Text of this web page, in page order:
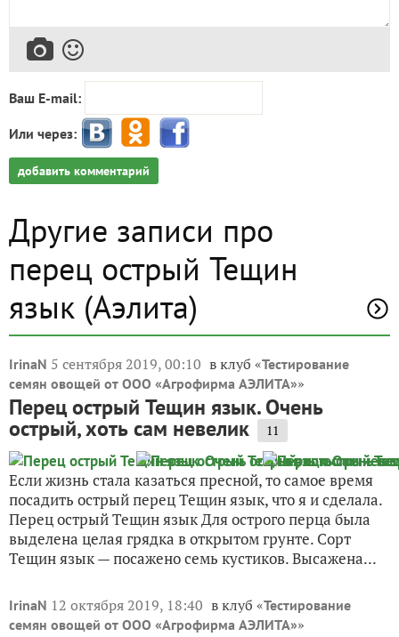
Ириш, самый муторный отчёт будет, когда
будешь бегать с тетрадкой, весами,
фотоаппаратом от куста к кусту и записывать,
фотографировать, взвешивать и снова
записывать. Так что пока всё в одном месте (в
✿
IrinaN
Ирина Никитина
10 марта 2019, 20:38
Валюш, а я-то надеялась, что сейчас из-за
того, что сею по мере прорастания, не в
один день, растягиваю отчет на много
дней. А дальше сравняется, все будет
одинаковое для всех кустиков. А ты
говоришь, что это только цветочки!
Ответить ✿ 1Спасибо!